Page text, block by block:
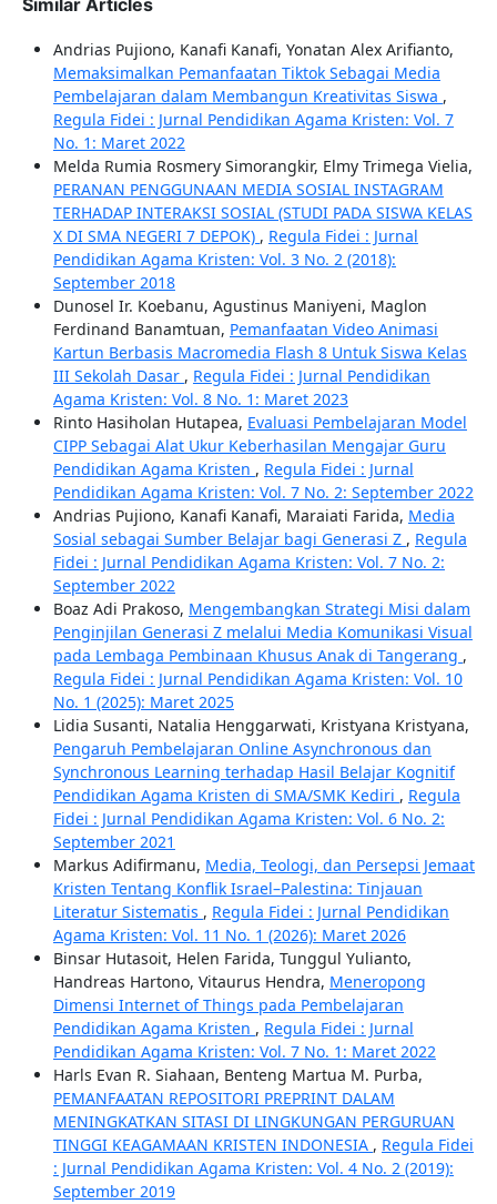
Similar Articles
Andrias Pujiono, Kanafi Kanafi, Yonatan Alex Arifianto,
Memaksimalkan Pemanfaatan Tiktok Sebagai Media
Pembelajaran dalam Membangun Kreativitas Siswa ,
Regula Fidei : Jurnal Pendidikan Agama Kristen: Vol. 7
No. 1: Maret 2022
Melda Rumia Rosmery Simorangkir, Elmy Trimega Vielia,
PERANAN PENGGUNAAN MEDIA SOSIAL INSTAGRAM
TERHADAP INTERAKSI SOSIAL (STUDI PADA SISWA KELAS
X DI SMA NEGERI 7 DEPOK) , Regula Fidei : Jurnal
Pendidikan Agama Kristen: Vol. 3 No. 2 (2018):
September 2018
Dunosel Ir. Koebanu, Agustinus Maniyeni, Maglon
Ferdinand Banamtuan, Pemanfaatan Video Animasi
Kartun Berbasis Macromedia Flash 8 Untuk Siswa Kelas
III Sekolah Dasar , Regula Fidei : Jurnal Pendidikan
Agama Kristen: Vol. 8 No. 1: Maret 2023
Rinto Hasiholan Hutapea, Evaluasi Pembelajaran Model
CIPP Sebagai Alat Ukur Keberhasilan Mengajar Guru
Pendidikan Agama Kristen , Regula Fidei : Jurnal
Pendidikan Agama Kristen: Vol. 7 No. 2: September 2022
Andrias Pujiono, Kanafi Kanafi, Maraiati Farida, Media
Sosial sebagai Sumber Belajar bagi Generasi Z , Regula
Fidei : Jurnal Pendidikan Agama Kristen: Vol. 7 No. 2:
September 2022
Boaz Adi Prakoso, Mengembangkan Strategi Misi dalam
Penginjilan Generasi Z melalui Media Komunikasi Visual
pada Lembaga Pembinaan Khusus Anak di Tangerang ,
Regula Fidei : Jurnal Pendidikan Agama Kristen: Vol. 10
No. 1 (2025): Maret 2025
Lidia Susanti, Natalia Henggarwati, Kristyana Kristyana,
Pengaruh Pembelajaran Online Asynchronous dan
Synchronous Learning terhadap Hasil Belajar Kognitif
Pendidikan Agama Kristen di SMA/SMK Kediri , Regula
Fidei : Jurnal Pendidikan Agama Kristen: Vol. 6 No. 2:
September 2021
Markus Adifirmanu, Media, Teologi, dan Persepsi Jemaat
Kristen Tentang Konflik Israel–Palestina: Tinjauan
Literatur Sistematis , Regula Fidei : Jurnal Pendidikan
Agama Kristen: Vol. 11 No. 1 (2026): Maret 2026
Binsar Hutasoit, Helen Farida, Tunggul Yulianto,
Handreas Hartono, Vitaurus Hendra, Meneropong
Dimensi Internet of Things pada Pembelajaran
Pendidikan Agama Kristen , Regula Fidei : Jurnal
Pendidikan Agama Kristen: Vol. 7 No. 1: Maret 2022
Harls Evan R. Siahaan, Benteng Martua M. Purba,
PEMANFAATAN REPOSITORI PREPRINT DALAM
MENINGKATKAN SITASI DI LINGKUNGAN PERGURUAN
TINGGI KEAGAMAAN KRISTEN INDONESIA , Regula Fidei
: Jurnal Pendidikan Agama Kristen: Vol. 4 No. 2 (2019):
September 2019